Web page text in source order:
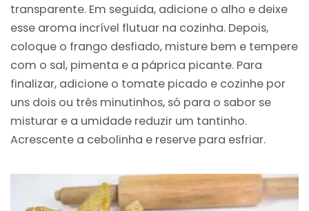
transparente. Em seguida, adicione o alho e deixe
esse aroma incrível flutuar na cozinha. Depois,
coloque o frango desfiado, misture bem e tempere
com o sal, pimenta e a páprica picante. Para
finalizar, adicione o tomate picado e cozinhe por
uns dois ou três minutinhos, só para o sabor se
misturar e a umidade reduzir um tantinho.
Acrescente a cebolinha e reserve para esfriar.